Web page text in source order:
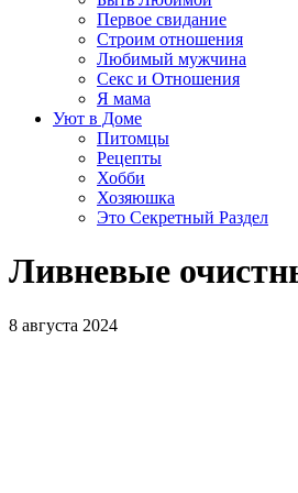
Первое свидание
Строим отношения
Любимый мужчина
Секс и Отношения
Я мама
Уют в Доме
Питомцы
Рецепты
Хобби
Хозяюшка
Это Секретный Раздел
Ливневые
8 августа 2024